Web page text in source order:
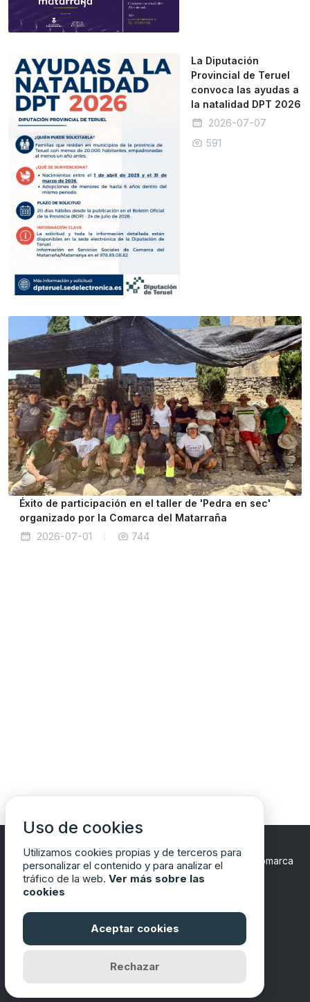
La Diputación
Provincial de Teruel
convoca las ayudas a
la natalidad DPT 2026
2026-07-07
591
Éxito de participación en el taller de 'Pedra en sec'
organizado por la Comarca del Matarraña
2026-07-01
744
Copyrights © 2024 Todos los Derechos Reservados
Comarca
del Matarraña/Matarranya
Financiado por
Uso de cookies
Utilizamos cookies propias y de terceros para
personalizar el contenido y para analizar el
tráfico de la web. Ver más sobre las
cookies
Aceptar cookies
Rechazar